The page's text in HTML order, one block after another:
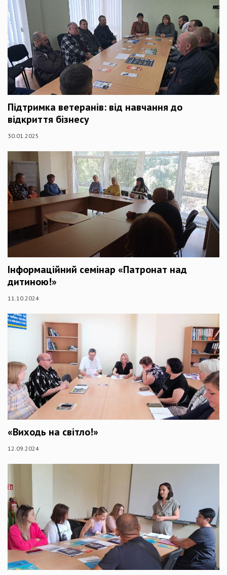
Підтримка ветеранів: від навчання до
відкриття бізнесу
30.01.2025
Інформаційний семінар «Патронат над
дитиною!»
11.10.2024
«Виходь на світло!»
12.09.2024